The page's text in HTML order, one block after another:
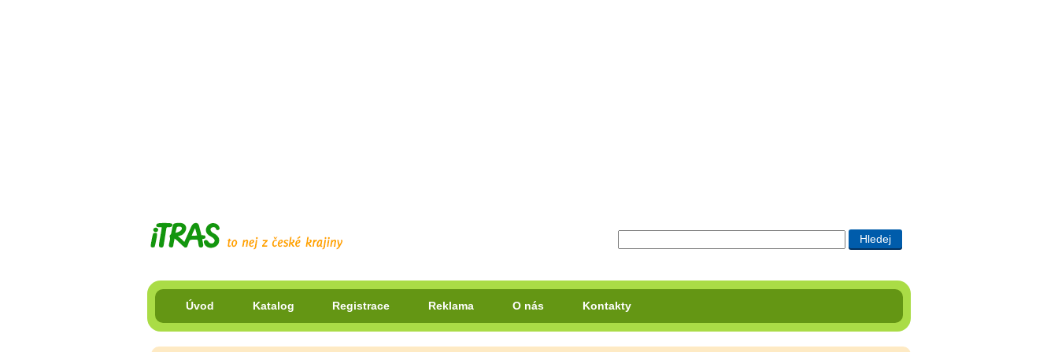
Úvod Katalog Registrace Reklama O nás Kontakty